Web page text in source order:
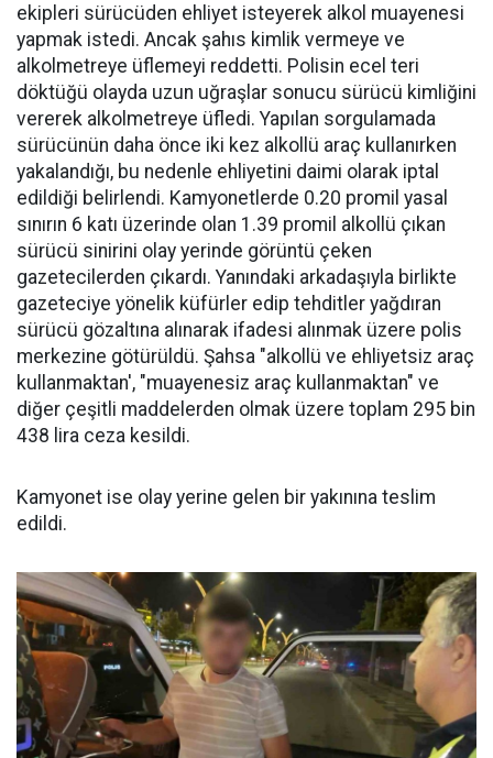
ekipleri sürücüden ehliyet isteyerek alkol muayenesi
yapmak istedi. Ancak şahıs kimlik vermeye ve
alkolmetreye üflemeyi reddetti. Polisin ecel teri
döktüğü olayda uzun uğraşlar sonucu sürücü kimliğini
vererek alkolmetreye üfledi. Yapılan sorgulamada
sürücünün daha önce iki kez alkollü araç kullanırken
yakalandığı, bu nedenle ehliyetini daimi olarak iptal
edildiği belirlendi. Kamyonetlerde 0.20 promil yasal
sınırın 6 katı üzerinde olan 1.39 promil alkollü çıkan
sürücü sinirini olay yerinde görüntü çeken
gazetecilerden çıkardı. Yanındaki arkadaşıyla birlikte
gazeteciye yönelik küfürler edip tehditler yağdıran
sürücü gözaltına alınarak ifadesi alınmak üzere polis
merkezine götürüldü. Şahsa "alkollü ve ehliyetsiz araç
kullanmaktan', "muayenesiz araç kullanmaktan" ve
diğer çeşitli maddelerden olmak üzere toplam 295 bin
438 lira ceza kesildi.
Kamyonet ise olay yerine gelen bir yakınına teslim
edildi.